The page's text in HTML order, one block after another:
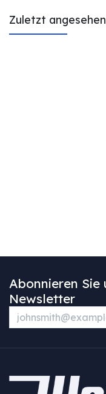
Zuletzt angesehen
Abonnieren Sie
Newsletter